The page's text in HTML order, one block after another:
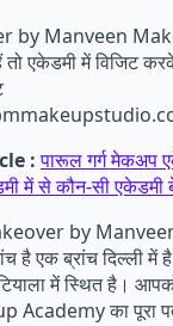
by Manveen
एकेडमी में विजिट
: पारूल गर्ग मेकअप
में से कौन-सी एकेडमी
by
है एक ब्रांच दिल्ली में
में स्थित है।
का पूरा पता